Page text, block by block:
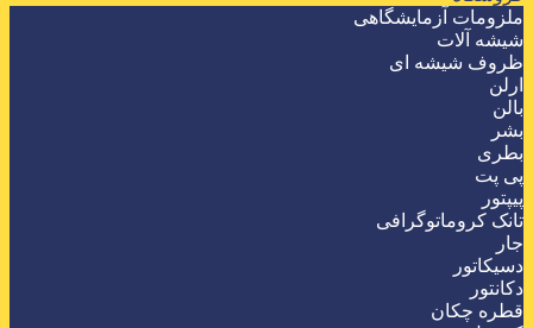
ملزومات آزمایشگاهی
شیشه آلات
ظروف شیشه ای
ارلن
بالن
بشر
بطری
پی پت
پیپتور
تانک کروماتوگرافی
جار
دسیکاتور
دکانتور
قطره چکان